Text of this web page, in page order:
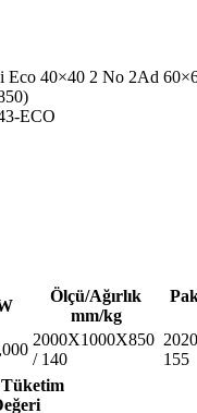
Eco 40×40 2 No 2Ad
ECO
Ölçü/Ağırlık
mm/kg
2000X1000X850
/ 140
155